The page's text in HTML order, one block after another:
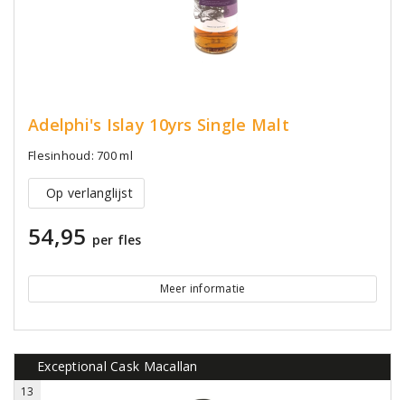
Adelphi's Islay 10yrs Single Malt
Flesinhoud: 700 ml
Op verlanglijst
54,95 per fles
Meer informatie
Exceptional Cask Macallan
13